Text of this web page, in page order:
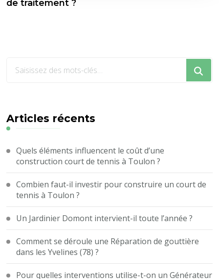
de traitement ?
?
Articles récents
Quels éléments influencent le coût d’une
construction court de tennis à Toulon ?
Combien faut-il investir pour construire un court de
tennis à Toulon ?
Un Jardinier Domont intervient-il toute l’année ?
Comment se déroule une Réparation de gouttière
dans les Yvelines (78) ?
Pour quelles interventions utilise-t-on un Générateur